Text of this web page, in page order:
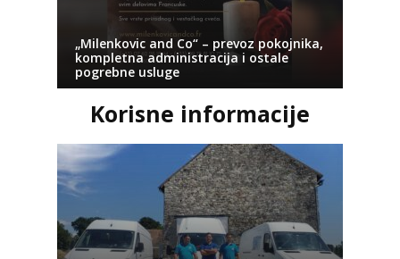
„Milenkovic and Co“ – prevoz pokojnika,
kompletna administracija i ostale
pogrebne usluge
Korisne informacije